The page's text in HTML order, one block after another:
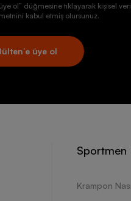
ol” düğmesine tıklayarak kişisel
kabul etmiş olursunuz.
üye ol
Sportmen